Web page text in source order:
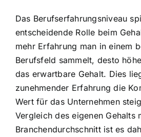
Das Berufserfahrungsniveau
entscheidende Rolle beim
mehr Erfahrung man in einem
Berufsfeld sammelt, desto
das erwartbare Gehalt. Dies
zunehmender Erfahrung die
Wert für das Unternehmen
Vergleich des eigenen Gehalts
Branchendurchschnitt ist es